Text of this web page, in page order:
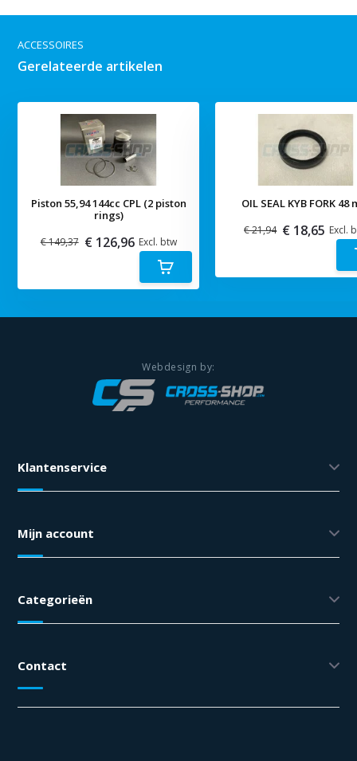
ACCESSOIRES
Gerelateerde artikelen
Piston 55,94 144cc CPL (2 piston
rings)
€ 149,37 € 126,96 Excl. btw
OIL SEAL KYB FORK 48
€ 21,94 € 18,65 Excl.
Klantenservice
Mijn account
Categorieën
Contact